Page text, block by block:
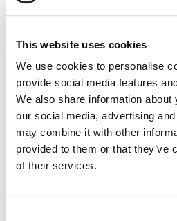
This website uses cookies
We use cookies to personalise
provide social media features
We also share information
our social media, advertising
may combine it with other
provided to them or that they’ve
of their services.
mężczyźni są nudni, a